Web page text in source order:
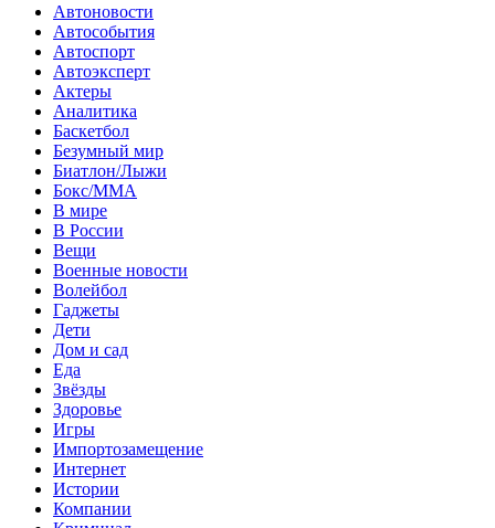
Автоновости
Автособытия
Автоспорт
Автоэксперт
Актеры
Аналитика
Баскетбол
Безумный мир
Биатлон/Лыжи
Бокс/MMA
В мире
В России
Вещи
Военные новости
Волейбол
Гаджеты
Дети
Дом и сад
Еда
Звёзды
Здоровье
Игры
Импортозамещение
Интернет
Истории
Компании